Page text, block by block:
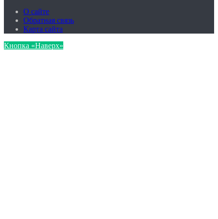
О сайте
Обратная связь
Карта сайта
Кнопка «Наверх»